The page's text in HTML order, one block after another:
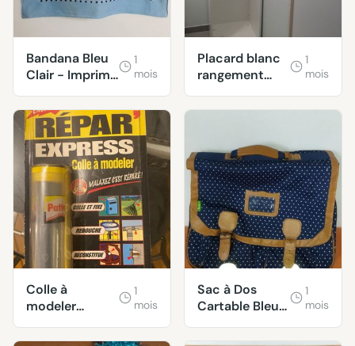
Bandana Bleu
Clair - Imprimé
Noir - Blanc
1
mois
Placard blanc
rangement
étagères
1
mois
Colle à
modeler
Répar'Express
1
mois
Sac à Dos
Cartable Bleu
Marine - Pois
Blancs
1
mois